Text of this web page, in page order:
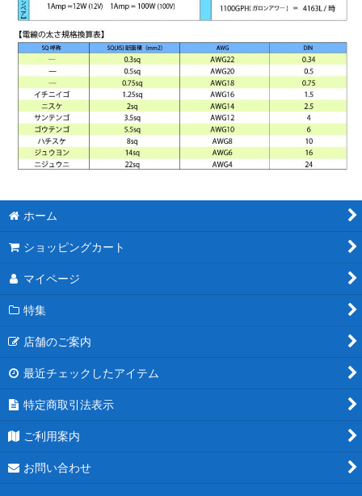
ホーム
ショッピングカート
マイページ
特集
店舗のご案内
最近チェックしたアイテム
特定商取引法表示
ご利用案内
お問い合わせ